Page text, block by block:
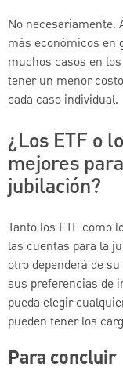
No necesariamente.
más económicos en
muchos casos en
tener un menor
cada caso individual.
¿Los ETF o
mejores
jubilación?
Tanto los ETF como
las cuentas para la
otro dependerá de
sus preferencias de
pueda elegir
pueden tener los
Para concluir